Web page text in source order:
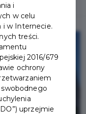
i
w celu
i w Internecie.
treści.
2016/679
ochrony
uprzejmie